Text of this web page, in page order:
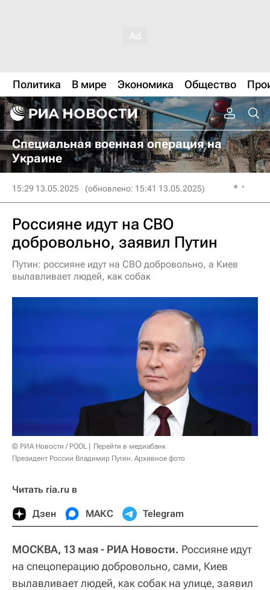
Политика В мире Экономика Общество
Специальная военная операция на
Украине
15:29 13.05.2025 (обновлено: 15:41 13.05.2025)
Россияне идут на СВО
добровольно, заявил Путин
Путин: россияне идут на СВО добровольно, а Киев
вылавливает людей, как собак
© РИА Новости / POOL
Перейти в медиабанк
Президент России Владимир Путин. Архивное фото
Читать ria.ru в
Дзен МАКС Telegram
МОСКВА, 13 мая - РИА Новости. Россияне идут
на спецоперацию добровольно, сами, Киев
вылавливает людей, как собак на улице, заявил